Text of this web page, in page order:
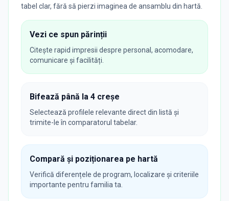
tabel clar, fără să pierzi imaginea de ansamblu din hartă.
Vezi ce spun părinții
Citește rapid impresii despre personal, acomodare,
comunicare și facilități.
Bifează până la 4 creșe
Selectează profilele relevante direct din listă și
trimite-le în comparatorul tabelar.
Compară și poziționarea pe hartă
Verifică diferențele de program, localizare și criteriile
importante pentru familia ta.